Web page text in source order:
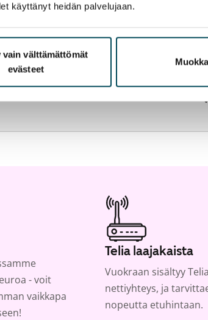
käyttänyt heidän palvelujaan.
vain välttämättömät
evästeet
ja kartta
- voit
vaikkapa
Telia laajakaista
Vuokraan sisältyy
nettiyhteys, ja
nopeutta etuhintaan.